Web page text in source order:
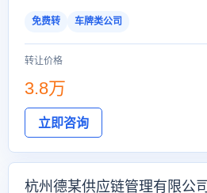
免费转 车牌类公司
转让价格
3.8万
立即咨询
杭州德某供应链管理有限公司